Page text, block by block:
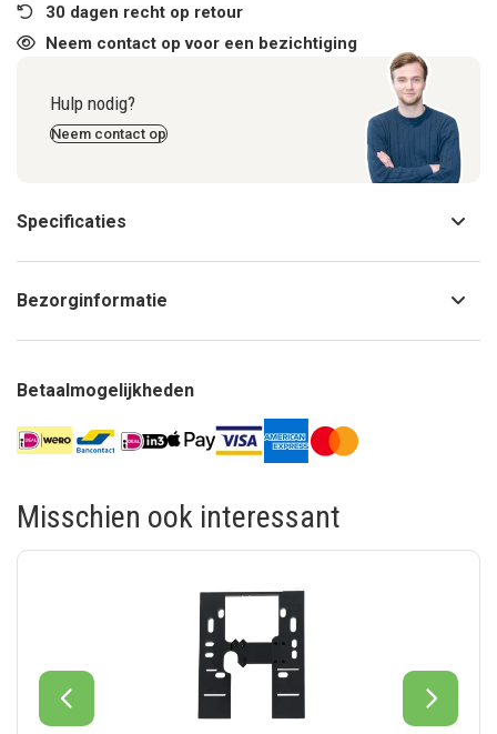
30 dagen recht op retour
Neem contact op voor een bezichtiging
Hulp nodig?
Neem contact op
Specificaties
Bezorginformatie
Betaalmogelijkheden
Misschien ook interessant